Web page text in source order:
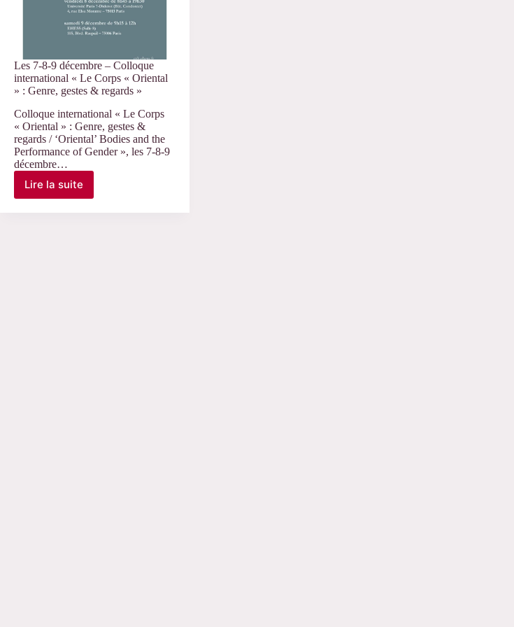
Les 7-8-9 décembre – Colloque
international « Le Corps « Oriental
» : Genre, gestes & regards »
Colloque international « Le Corps
« Oriental » : Genre, gestes &
regards / ‘Oriental’ Bodies and the
Performance of Gender », les 7-8-9
décembre…
Lire la suite
Les